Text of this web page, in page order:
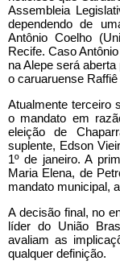
Assembleia
dependendo de
Antônio Coelho
Recife. Caso
na Alepe será
o caruaruense Raffiê
Atualmente terceiro
o mandato em
eleição de
suplente, Edson
1º de janeiro. A
Maria Elena, de
mandato municipal,
A decisão final, no
líder do União
avaliam as
qualquer definição.